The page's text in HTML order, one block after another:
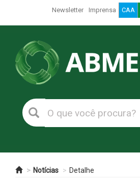
Newsletter Imprensa CAA
Notícias Detalhe